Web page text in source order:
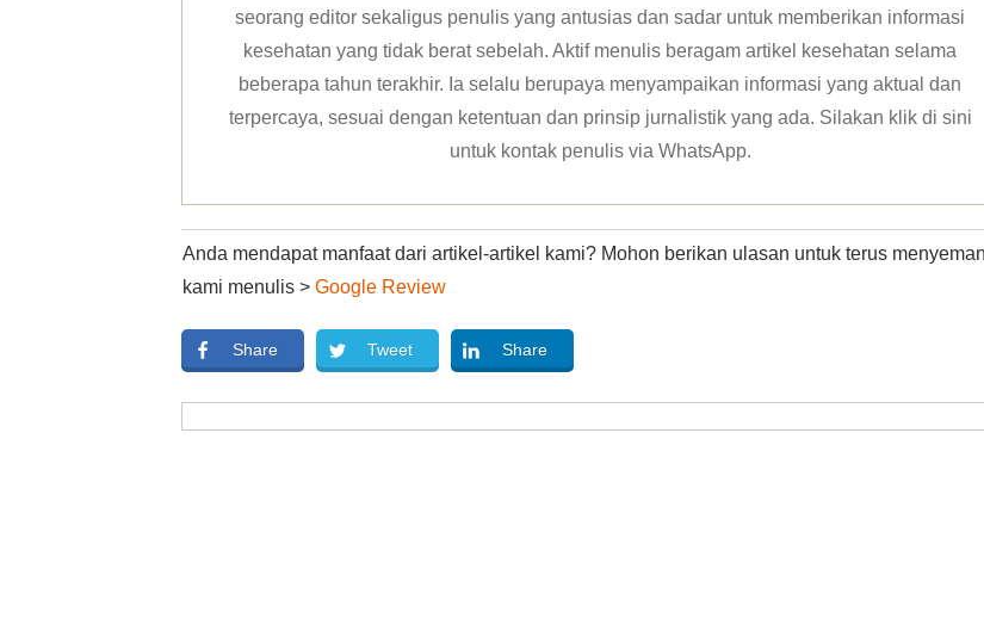
seorang editor sekaligus penulis yang antusias dan sadar untuk memberikan informasi
kesehatan yang tidak berat sebelah. Aktif menulis beragam artikel kesehatan selama
beberapa tahun terakhir. Ia selalu berupaya menyampaikan informasi yang aktual dan
terpercaya, sesuai dengan ketentuan dan prinsip jurnalistik yang ada. Silakan klik di sini
untuk kontak penulis via WhatsApp.
Anda mendapat manfaat dari artikel-artikel kami? Mohon berikan ulasan untuk terus
kami menulis > Google Review
Share Tweet Share